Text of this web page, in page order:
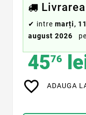
✔ intre marți,
august 2026
4576
favorite_border ADAUGA